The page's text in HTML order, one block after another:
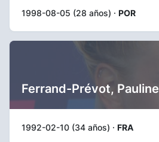
1998-08-05 (28 años) · POR
Ferrand-Prévot, Pauline
1992-02-10 (34 años) · FRA